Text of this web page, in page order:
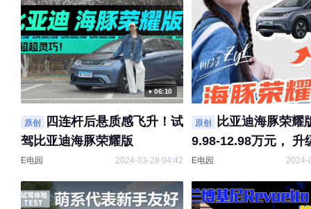
06:10
原创
四连杆后悬质感飞升！试
驾比亚迪海豚荣耀版
E电园 2024-03-28 04:42
原创
比亚迪海豚荣耀
9.98-12.98万元， 升
四连杆独立悬架，就
谁还记得买高尔夫啊
E电园 2024-